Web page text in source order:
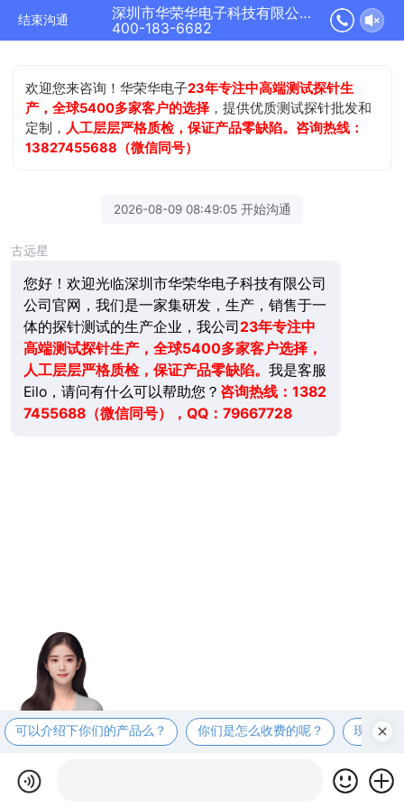
结束沟通
深圳市华荣华电子科技有限公司正在为您服务
400-183-6682
欢迎您来咨询！华荣华电子23年专注中高端测试探针生
产，全球5400多家客户的选择 ，提供优质测试探针批发和
定制， 人工层层严格质检，保证产品零缺陷。咨询热线：
13827455688（微信同号）
2026-08-09 08:49:05 开始沟通
古远星
您好！欢迎光临深圳市华荣华电子科技有限公司
公司官网，我们是一家集研发，生产，销售于一
体的探针测试的生产企业，我公司23年专注中
高端测试探针生产，全球5400多家客户选择，
人工层层严格质检，保证产品零缺陷。 我是客服
Eilo，请问有什么可以帮助您？ 咨询热线：1382
7455688（微信同号），QQ：79667728
可以介绍下你们的产品么？ 你们是怎么收费的呢？ 现在有